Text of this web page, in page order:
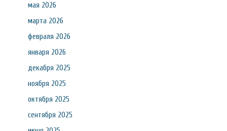
мая 2026
марта 2026
февраля 2026
января 2026
декабря 2025
ноября 2025
октября 2025
сентября 2025